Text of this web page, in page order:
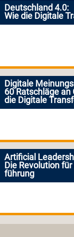
Deutschland 4.0:
Wie die Digitale
Digitale
60 Ratschläge an
die Digitale
Artificial
Die Revolution
führung